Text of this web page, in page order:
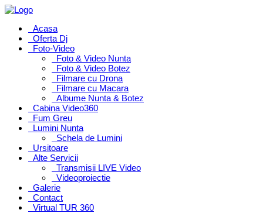
Acasa
Oferta Dj
Foto-Video
Foto & Video Nunta
Foto & Video Botez
Filmare cu Drona
Filmare cu Macara
Albume Nunta & Botez
Cabina Video360
Fum Greu
Lumini Nunta
Schela de Lumini
Ursitoare
Alte Servicii
Transmisii LIVE Video
Videoproiectie
Galerie
Contact
Virtual TUR 360